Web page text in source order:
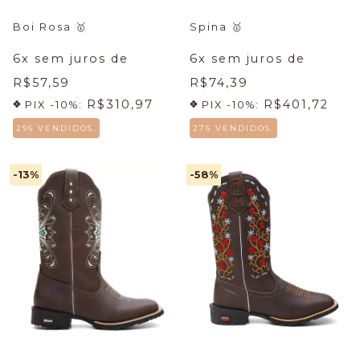
Boi Rosa 🥇
6x sem juros de
R$57,59
PIX -10%: R$310,97
296 VENDIDOS.
Spina 🥇
6x sem juros de
R$74,39
PIX -10%: R$401,72
275 VENDIDOS.
-13% -58%